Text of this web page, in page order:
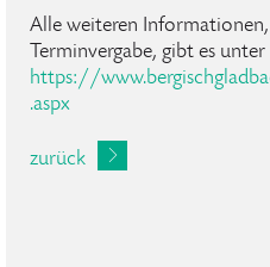
Alle weiteren Informationen,
Terminvergabe, gibt es unter
https://
.aspx
zurück